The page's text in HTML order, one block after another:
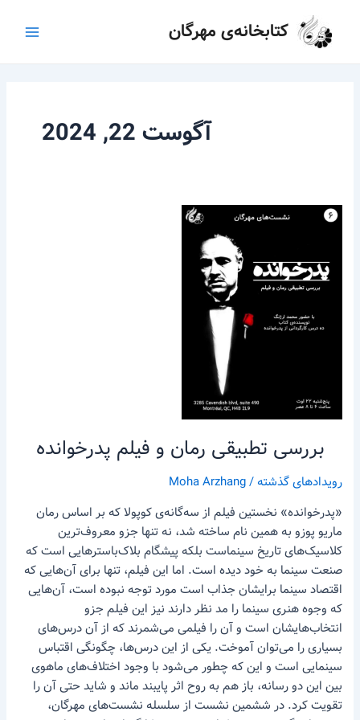
کتابخانه‌ی مهرگان
Menu
آگوست 22, 2024
بررسی تطبیقی رمان و فیلم پدرخوانده
رویدادهای گذشته /
Moha Arzhang
«پدرخوانده» نخستین فیلم از سه‌گانه‌ی کوپولا که بر اساس رمان
ماریو پوزو به همین نام ساخته شد، نه تنها جزو معروف‌ترین
کلاسیک‌های تاریخ سینماست بلکه پیشگام بلاک‌باسترهایی است که
صنعت سینما به خود دیده است. اما این فیلم، تنها برای آن‌هایی که
اقتصاد سینما برایشان جذاب است مورد توجه نبوده است، آن‌هایی
که وجوه هنری سینما را مد نظر دارند نیز این فیلم جزو
انتخاب‌هایشان است و آن را فیلمی می‌شمرند که از آن درس‌های
بسیاری را می‌توان آموخت. یکی از این درس‌ها، چگونگی اقتباس
سینمایی است و این که چطور می‌شود با وجود اختلاف‌های ماهوی
بین این دو رسانه، باز هم به روح اثر پایبند ماند و شاید حتی آن را
تقویت کرد. در ششمین نشست از سلسله نشست‌های مهرگان،
بررسی
پدرخوانده